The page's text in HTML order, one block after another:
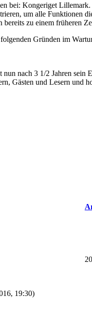
bei: Kongeriget Lillemark.
um alle Funktionen
bereits zu einem früheren
Gründen im
nach 3 1/2 Jahren sein
Gästen und Lesern und
19:30)